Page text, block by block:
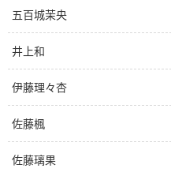
五百城茉央
井上和
伊藤理々杏
佐藤楓
佐藤璃果